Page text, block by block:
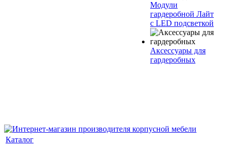
Модули
гардеробной Лайт
с LED подсветкой
Аксессуары для
гардеробных
Каталог